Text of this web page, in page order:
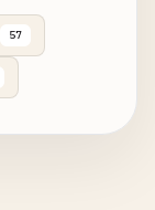
57